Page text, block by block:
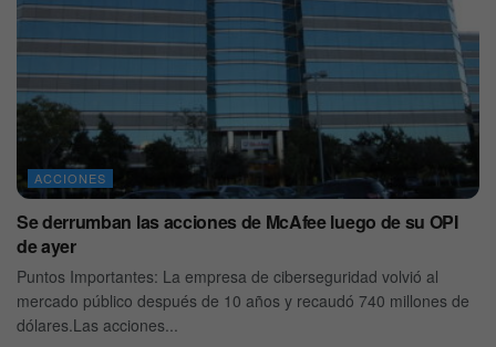
ACCIONES
Se derrumban las acciones de McAfee luego de su OPI
de ayer
Puntos Importantes: La empresa de ciberseguridad volvió al
mercado público después de 10 años y recaudó 740 millones de
dólares.Las acciones...